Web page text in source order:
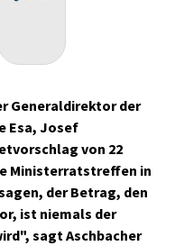
Generaldirektor der
Esa, Josef
von 22
Ministerratstreffen in
der Betrag, den
ist niemals der
sagt Aschbacher